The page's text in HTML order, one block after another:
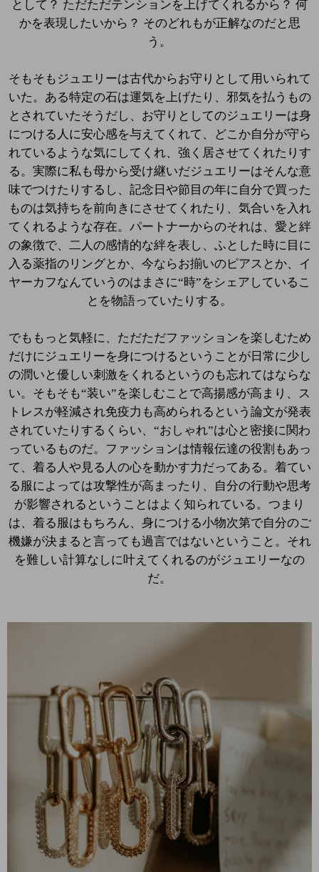
として？ ただただテンションを上げてくれるから？ 何
かを表現したいから？ そのどれもが正解なのだと思
う。
そもそもジュエリーは古代からお守りとして用いられて
いた。ある特定の石は運気を上げたり、邪気を払うもの
とされていたそうだし、お守りとしてのジュエリーは身
につける人に安心感を与えてくれて、どこか自分が守ら
れているような気にしてくれ、強く居させてくれたりす
る。実際に私も母から受け継いだジュエリーはそんな意
味でつけたりするし、記念日や節目の年に自分で買った
ものは気持ちを前向きにさせてくれたり、気合いを入れ
てくれるような存在。パートナーからのそれは、愛と絆
の象徴で、二人の感情的な絆を表し、ふとした時に目に
入る薬指のリングとか、今ならお揃いのピアスとか、イ
ヤーカフなんていうのはまさに“時”をシェアしているこ
とを物語っていたりする。
でももっと気軽に、ただただファッションを楽しむため
だけにジュエリーを身につけるということが日常に少し
の潤いと優しい刺激をくれるというのも忘れてはならな
い。そもそも“装い”を楽しむことで高揚感が高まり、ス
トレスが軽減され免疫力も高められるという論文が発表
されていたりするくらい、“おしゃれ”は心と密接に関わ
っているものだ。ファッションは情報伝達の役割もあっ
て、着る人や見る人の心を動かす力だってある。着てい
る服によっては攻撃性が高まったり、自分の行動や思考
が影響されるということはよく知られている。つまり
は、着る服はもちろん、身につける小物次第で自分のご
機嫌が決まると言っても過言ではないということ。それ
を難しい計算なしに叶えてくれるのがジュエリーなの
だ。